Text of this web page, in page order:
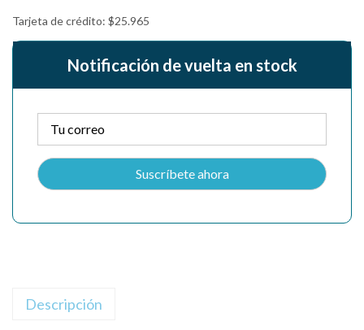
Tarjeta de crédito: $25.965
Notificación de vuelta en stock
Descripción